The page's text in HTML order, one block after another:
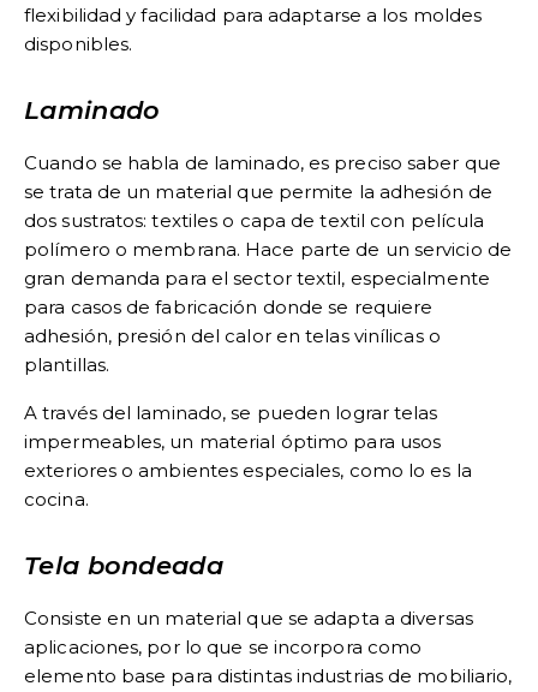
flexibilidad y facilidad para adaptarse a los moldes
disponibles.
Laminado
Cuando se habla de laminado, es preciso saber que
se trata de un material que permite la adhesión de
dos sustratos: textiles o capa de textil con película
polímero o membrana. Hace parte de un servicio de
gran demanda para el sector textil, especialmente
para casos de fabricación donde se requiere
adhesión, presión del calor en telas vinílicas o
plantillas.
A través del laminado, se pueden lograr telas
impermeables, un material óptimo para usos
exteriores o ambientes especiales, como lo es la
cocina.
Tela bondeada
Consiste en un material que se adapta a diversas
aplicaciones, por lo que se incorpora como
elemento base para distintas industrias de mobiliario,